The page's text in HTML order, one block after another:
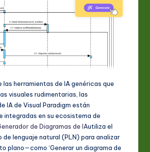
las herramientas de IA genéricas que
visuales rudimentarias, las
IA de Visual Paradigm están
integradas en su ecosistema de
de Diagramas de IAutiliza el
de lenguaje natural (PLN) para analizar
plano—como ‘Generar un diagrama de